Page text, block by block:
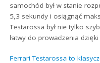
samochód był w stanie
5,3 sekundy i osiągnąć
Testarossa był nie tylko
łatwy do prowadzenia
Ferrari Testarossa to